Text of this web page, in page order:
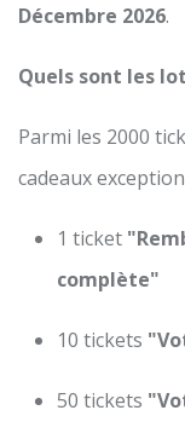
Décembre 2026.
Quels sont les
Parmi les 2000
cadeaux
1 ticket
complète"
10 tickets
50 tickets